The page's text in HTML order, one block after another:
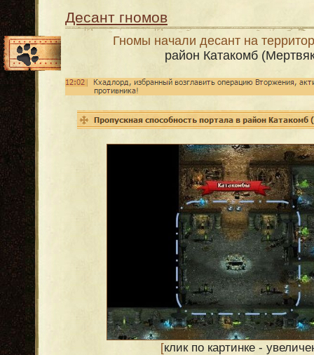
Десант гномов
Гномы начали десант на
район Катакомб
[клик по картинке -